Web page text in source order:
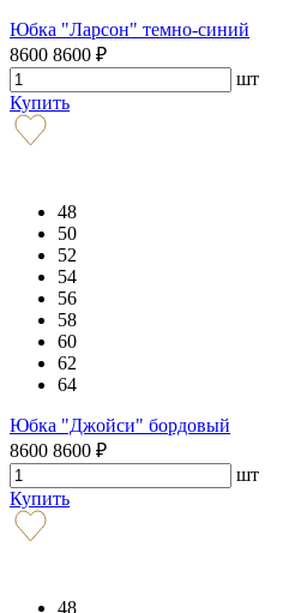
Юбка "Ларсон" темно-синий
8600 8600 ₽
шт
Купить
48
50
52
54
56
58
60
62
64
Юбка "Джойси" бордовый
8600 8600 ₽
шт
Купить
48